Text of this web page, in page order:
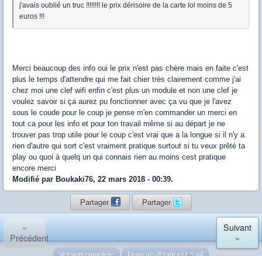
j'avais oublié un truc !!!!!!!! le prix dérisoire de la carte lol moins de 5
euros !!!
Merci beaucoup des info oui le prix n'est pas chère mais en faite c'est
plus le temps d'attendre qui me fait chier très clairement comme j'ai
chez moi une clef wifi enfin c'est plus un module et non une clef je
voulez savoir si ça aurez pu fonctionner avec ça vu que je l'avez
sous le coude pour le coup je pense m'en commander un merci en
tout ca pour les info et pour ton travail même si au départ je ne
trouver pas trop utile pour le coup c'est vrai que a la longue si il n'y a
rien d'autre qui sort c'est vraiment pratique surtout si tu veux prêté ta
play ou quoi à quelq un qui connais rien au moins cest pratique
encore merci
Modifié par Boukaki76, 22 mars 2018 - 00:39.
Partager Partager
«
Précédent
Suivant
»
Version complète Français (France) LS v4